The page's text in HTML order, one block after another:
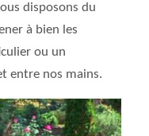
disposons du
à bien les
ou un
entre nos mains.